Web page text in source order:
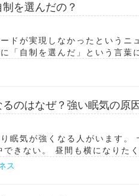
を選んだの？
ドが実現しなかったというニ
「自制を選んだ」という言葉
のはなぜ？強い眠気の原
眠気が強くなる人がいます。
きない。 昼間も横になりた
ス